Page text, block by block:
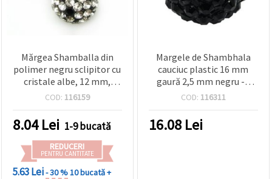
Mărgea Shamballa din
polimer negru sclipitor cu
cristale albe, 12 mm,
gaură: 2 mm – perfectă
și proiecte DIY/handmade
COD: 116159
8.04Lei 1-9 bucată
REDUCERI
PENTRU CANTITATE
5.63 Lei- 30 %10 bucată +
Margele de Shambhala
cauciuc plastic 16 mm
gaură 2,5 mm negru -4
bucăți
COD: 116311
16.08 Lei